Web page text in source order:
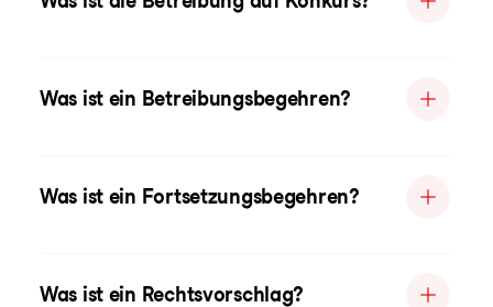
Was ist ein Betreibungsbegehren?
Was ist ein Fortsetzungsbegehren?
Was ist ein Rechtsvorschlag?